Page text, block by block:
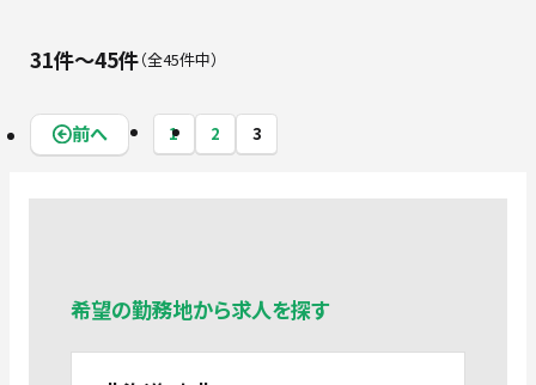
前へ 1 2 3
31件〜45件 全45件中
希望の勤務地から求人を探す